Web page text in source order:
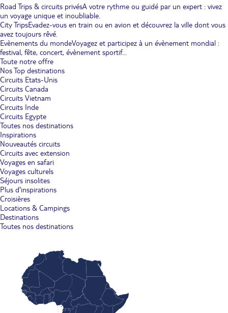
Road Trips & circuits privésA votre rythme ou guidé par un expert : vivez
un voyage unique et inoubliable.
City TripsEvadez-vous en train ou en avion et découvrez la ville dont vous
avez toujours rêvé.
Evènements du mondeVoyagez et participez à un évènement mondial :
festival, fête, concert, évènement sportif...
Toute notre offre
Nos Top destinations
Circuits Etats-Unis
Circuits Canada
Circuits Vietnam
Circuits Inde
Circuits Egypte
Toutes nos destinations
Inspirations
Nouveautés circuits
Circuits avec extension
Voyages en safari
Voyages culturels
Séjours insolites
Plus d'inspirations
Croisières
Locations & Campings
Destinations
Toutes nos destinations